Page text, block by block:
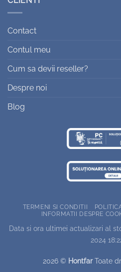
Contact
Contul meu
Cum sa devii reseller?
Despre noi
Blog
TERMENI SI CONDITII
INFORMATII DESPRE
Data si ora ultimei actualizari al
2024
2026 © HontfarToate